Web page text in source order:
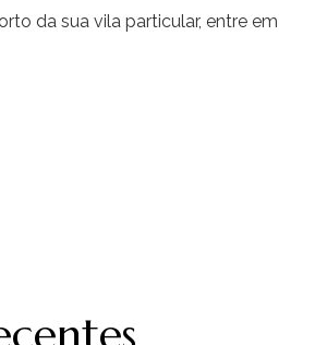
da sua vila particular, entre em